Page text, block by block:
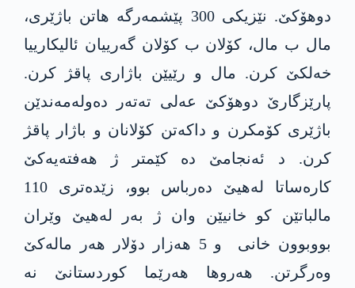
دوھۆکێ. نێزیکی 300 پێشمەرگە ھاتن باژێری،
مال ب مال، کۆلان ب کۆلان گەرییان ئالیکارییا
خەلکێ کرن. مال و رێیێن باژاری پاقژ کرن.
پارێزگارێ دوھۆکێ عەلی تەتەر دەولەمەندێن
باژێری کۆمکرن و داکەتن کۆلانان و باژار پاقژ
کرن. د ئەنجامێ دە کێمتر ژ ھەفتەیەکێ
کارەساتا لەھیێ دەرباس بوو، زێدەتری 110
مالباتێن کو خانیێن وان ژ بەر لەھیێ وێران
بووبوون خانی و 5 ھەزار دۆلار ھەر مالەکێ
وەرگرتن. ھەروھا ھەرێما کوردستانێ نە